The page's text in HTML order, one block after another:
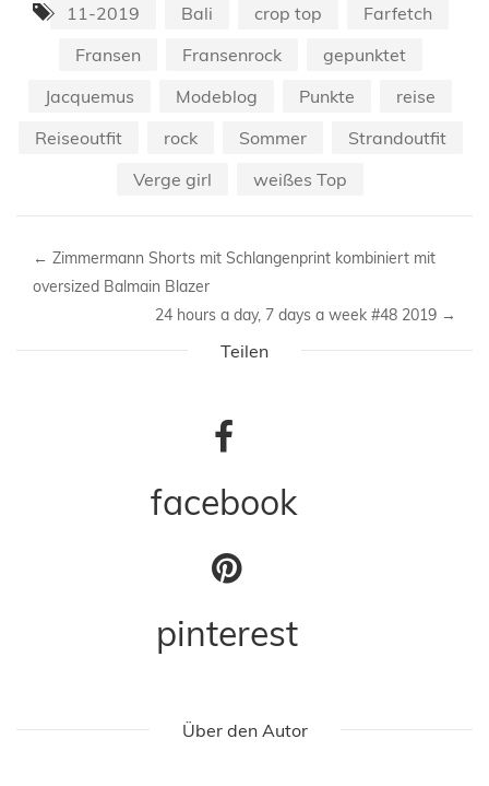
11-2019 Bali crop top
Farfetch
Fransen
Fransenrock
gepunktet
Jacquemus
Modeblog Punkte
reise
Reiseoutfit
rock Sommer
Strandoutfit
Verge girl
weißes Top
← Zimmermann Shorts mit Schlangenprint kombiniert mit
oversized Balmain Blazer
24 hours a day, 7 days a week #48 2019 →
Teilen
facebook
pinterest
Über den Autor